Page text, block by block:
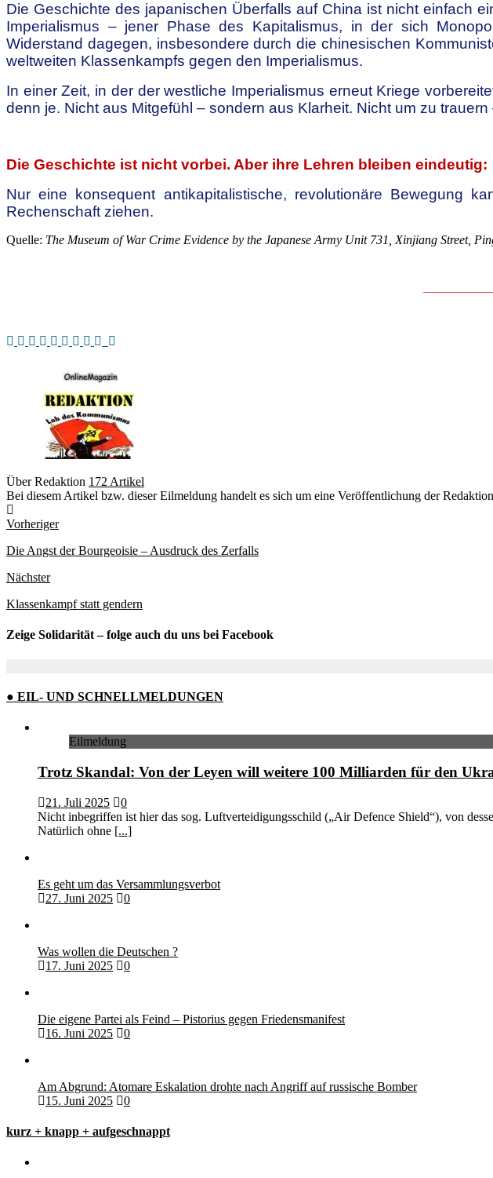
Die Geschichte des japanischen Überfalls auf China ist nicht einfach
Imperialismus – jener Phase des Kapitalismus, in der sich
Widerstand dagegen, insbesondere durch die chinesischen
weltweiten Klassenkampfs gegen den Imperialismus.
In einer Zeit, in der der westliche Imperialismus erneut Kriege
denn je. Nicht aus Mitgefühl – sondern aus Klarheit. Nicht um zu
Die Geschichte ist nicht vorbei. Aber ihre Lehren bleiben eindeutig:
Nur eine konsequent antikapitalistische, revolutionäre Bewegung
Rechenschaft ziehen.
Quelle: The Museum of War Crime Evidence by the Japanese Army Unit 731, Xinjiang Street,
Über Redaktion 172 Artikel
Bei diesem Artikel bzw. dieser Eilmeldung handelt es sich um eine Veröffentlichung der
Vorheriger
Die Angst der Bourgeoisie – Ausdruck des Zerfalls
Nächster
Klassenkampf statt gendern
Zeige Solidarität – folge auch du uns bei Facebook
● EIL- UND SCHNELLMELDUNGEN
Eilmeldung
Trotz Skandal: Von der Leyen will weitere 100 Milliarden für den
21. Juli 2025
0
Nicht inbegriffen ist hier das sog. Luftverteidigungsschild („Air Defence Shield“), von
Natürlich ohne [...]
Es geht um das Versammlungsverbot
27. Juni 2025
0
Was wollen die Deutschen ?
17. Juni 2025
0
Die eigene Partei als Feind – Pistorius gegen Friedensmanifest
16. Juni 2025
0
Am Abgrund: Atomare Eskalation drohte nach Angriff auf russische Bomber
15. Juni 2025
0
kurz + knapp + aufgeschnappt